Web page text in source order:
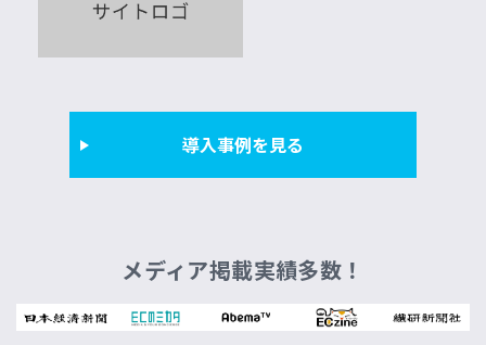
導入事例を見る
メディア掲載実績多数！